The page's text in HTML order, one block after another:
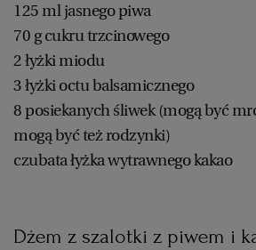
125 ml jasnego piwa
70 g cukru trzcinowego
2 łyżki miodu
3 łyżki octu balsamicznego
8 posiekanych śliwek (mogą być
mogą być też rodzynki)
czubata łyżka wytrawnego kakao
Dżem z szalotki z piwem i